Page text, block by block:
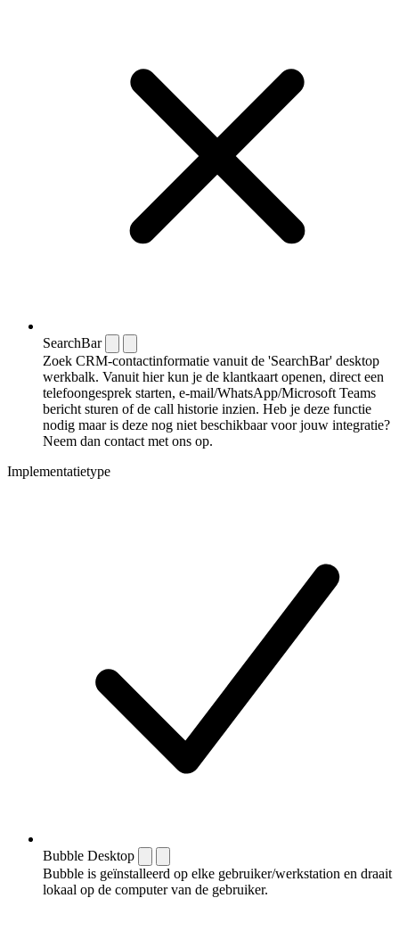
SearchBar
Zoek CRM-contactinformatie vanuit de 'SearchBar' desktop
werkbalk. Vanuit hier kun je de klantkaart openen, direct een
telefoongesprek starten, e-mail/WhatsApp/Microsoft Teams
bericht sturen of de call historie inzien. Heb je deze functie
nodig maar is deze nog niet beschikbaar voor jouw integratie?
Neem dan contact met ons op.
Implementatietype
Bubble Desktop
Bubble is geïnstalleerd op elke gebruiker/werkstation en draait
lokaal op de computer van de gebruiker.